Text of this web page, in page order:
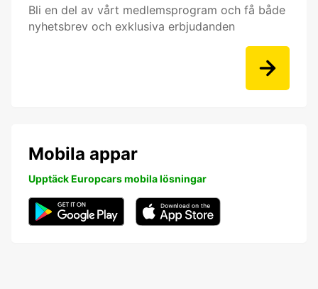
Bli en del av vårt medlemsprogram och få både
nyhetsbrev och exklusiva erbjudanden
Mobila appar
Upptäck Europcars mobila lösningar